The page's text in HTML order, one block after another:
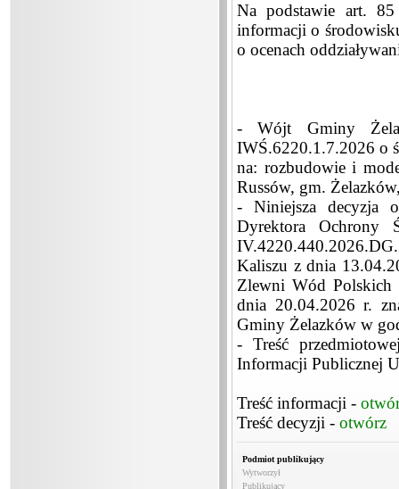
Na podstawie art.
informacji o
o ocenach
- Wójt Gminy
IWŚ.6220.1.7.2026 o
na: rozbudowie i
Russów, gm.
- Niniejsza decyzja
Dyrektora Ochrony
Kaliszu z dnia
Zlewni Wód Polskich
dnia 20.04.2026 r.
Gminy Żelazków w
- Treść
Informacji Publicznej
Treść informacji -
Treść decyzji - otwórz
Podmiot publikujący
Wytworzył
Publikujący